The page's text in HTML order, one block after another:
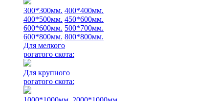
300*300мм. 400*400мм.
400*500мм. 450*600мм.
600*600мм. 500*700мм.
600*800мм. 800*800мм.
Для мелкого
рогатого скота:
Для крупного
рогатого скота: